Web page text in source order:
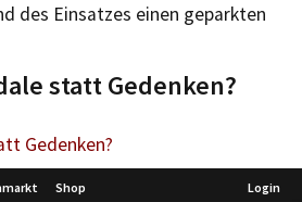
des Einsatzes einen geparkten
statt Gedenken?
Gedenken?